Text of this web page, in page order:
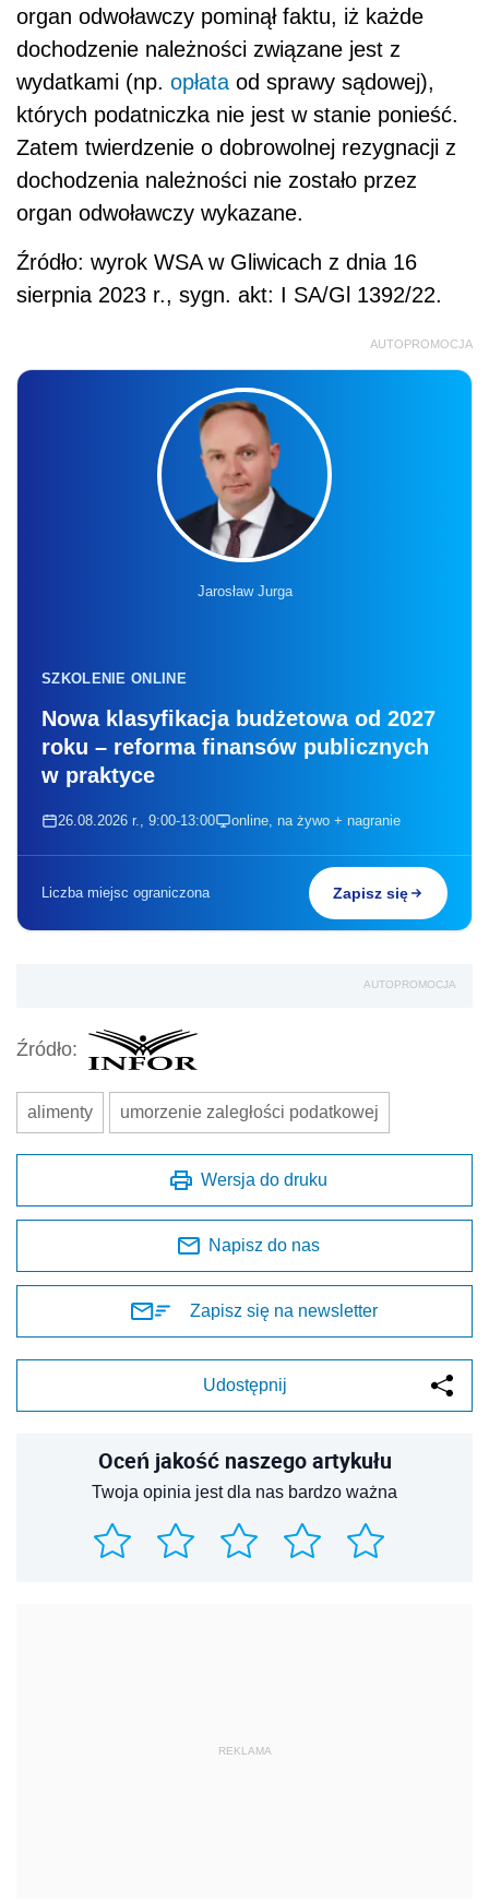
organ odwoławczy pominął faktu, iż każde
dochodzenie należności związane jest z
wydatkami (np. opłata od sprawy sądowej),
których podatniczka nie jest w stanie ponieść.
Zatem twierdzenie o dobrowolnej rezygnacji z
dochodzenia należności nie zostało przez
organ odwoławczy wykazane.
Źródło: wyrok WSA w Gliwicach z dnia 16
sierpnia 2023 r., sygn. akt: I SA/Gl 1392/22.
AUTOPROMOCJA
Jarosław Jurga
SZKOLENIE ONLINE
Nowa klasyfikacja budżetowa od 2027
roku – reforma finansów publicznych
w praktyce
26.08.2026 r., 9:00-13:00 online, na żywo + nagranie
Liczba miejsc ograniczona Zapisz się
AUTOPROMOCJA
Źródło:
alimenty umorzenie zaległości podatkowej
Wersja do druku
Napisz do nas
Zapisz się na newsletter
Udostępnij
Oceń jakość naszego artykułu
Twoja opinia jest dla nas bardzo ważna
REKLAMA